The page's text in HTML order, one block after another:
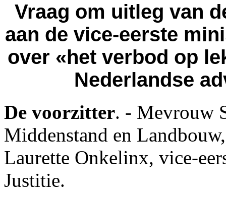
Vraag om uitleg van
aan de vice-eerste
over «het verbod op
Nederlandse
De voorzitter. - Mevrouw
Middenstand en
Laurette Onkelinx, vice-
Justitie.